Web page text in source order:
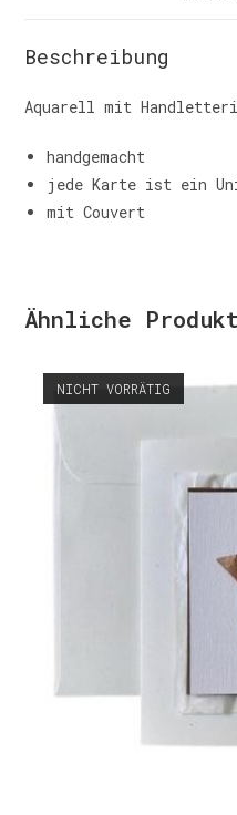
Beschreibung
Aquarell mit
handgemacht
jede Karte ist ein
mit Couvert
Ähnliche
NICHT VORRÄTIG